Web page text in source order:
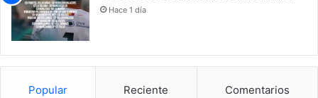
Hace 1 día
Popular Reciente Comentarios